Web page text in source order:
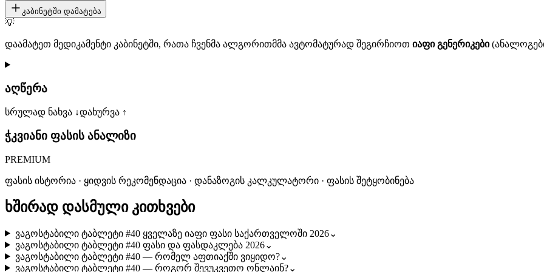
კაბინეტში დამატება
💡
დაამატეთ მედიკამენტი კაბინეტში, რათა ჩვენმა ალგორითმმა ავტომატურად შეგირჩიოთ იაფი გენერიკები
აღწერა
სრულად ნახვა ↓დახურვა ↑
ჭკვიანი ფასის ანალიზი
PREMIUM
ფასის ისტორია · ყიდვის რეკომენდაცია · დანაზოგის კალკულატორი · ფასის შეტყობინება
ხშირად დასმული კითხვები
ვაგოსტაბილი ტაბლეტი #40 ყველაზე იაფი ფასი საქართველოში 2026⌄
ვაგოსტაბილი ტაბლეტი #40 ფასი და ფასდაკლება 2026⌄
ვაგოსტაბილი ტაბლეტი #40 — რომელ აფთიაქში ვიყიდო?⌄
ვაგოსტაბილი ტაბლეტი #40 — როგორ შევუკვეთო ონლაინ?⌄